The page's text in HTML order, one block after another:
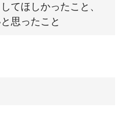
てほしかったこと、
思ったこと